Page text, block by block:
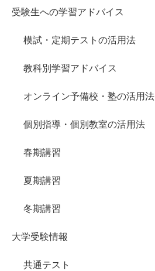
受験生への学習アドバイス
模試・定期テストの活用法
教科別学習アドバイス
オンライン予備校・塾の活用法
個別指導・個別教室の活用法
春期講習
夏期講習
冬期講習
大学受験情報
共通テスト